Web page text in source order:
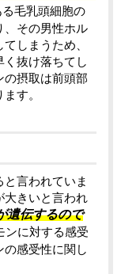
毛乳頭細胞の
、その男性ホル
しまうため、
抜け落ちてし
の摂取は前頭部
す。
言われていま
大きいと言われ
遺伝するので
ンに対する感受
感受性に関し